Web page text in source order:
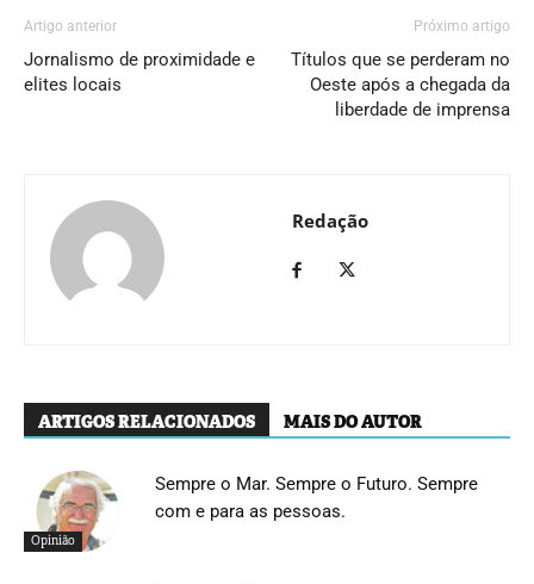
Artigo anterior
Jornalismo de proximidade e
elites locais
Próximo artigo
Títulos que se perderam no
Oeste após a chegada da
liberdade de imprensa
Redação
ARTIGOS RELACIONADOS MAIS DO AUTOR
Opinião
Sempre o Mar. Sempre o Futuro. Sempre
com e para as pessoas.